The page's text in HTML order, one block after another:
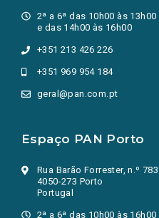
2ª a 6ª das 10h00 às 13h00
e das 14h00 às 16h00
+351 213 426 226
+351 969 954 184
geral@pan.com.pt
Espaço PAN Porto
Rua Barão Forrester, n.º 783
4050-273 Porto
Portugal
2ª a 6ª das 10h00 às 16h00